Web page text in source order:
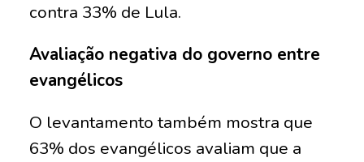
contra 33% de Lula.
Avaliação negativa do governo entre
evangélicos
O levantamento também mostra que
63% dos evangélicos avaliam que a